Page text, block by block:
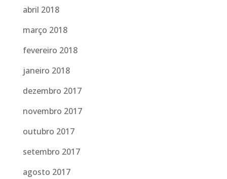
abril 2018
março 2018
fevereiro 2018
janeiro 2018
dezembro 2017
novembro 2017
outubro 2017
setembro 2017
agosto 2017